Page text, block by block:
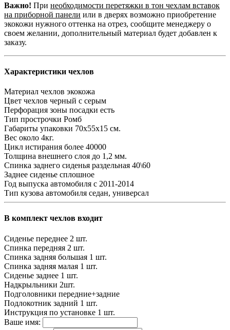
Важно! При необходимости перетяжки в тон чехлам вставок
на приборной панели или в дверях возможно приобретение
экокожи нужного оттенка на отрез, сообщите менеджеру о
своем желании, дополнительный материал будет добавлен к
заказу.
Характеристики чехлов
Материал чехлов экокожа
Цвет чехлов черный с серым
Перфорация зоны посадки есть
Тип прострочки Ромб
Габариты упаковки 70х55х15 см.
Вес около 4кг.
Цикл истирания более 40000
Толщина внешнего слоя до 1,2 мм.
Спинка заднего сиденья раздельная 40\60
Заднее сиденье сплошное
Год выпуска автомобиля с 2011-2014
Тип кузова автомобиля седан, универсал
В комплект чехлов входит
Сиденье переднее 2 шт.
Спинка передняя 2 шт.
Спинка задняя большая 1 шт.
Спинка задняя малая 1 шт.
Сиденье заднее 1 шт.
Надкрыльники 2шт.
Подголовники передние+задние
Подлокотник задний 1 шт.
Инструкция по установке 1 шт.
Ваше имя: